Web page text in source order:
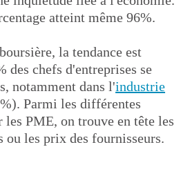
atteint même 96%.
la tendance est
chefs d'entreprises se
notamment dans l'industrie
Parmi les différentes
PME, on trouve en tête les
ou les prix des fournisseurs.